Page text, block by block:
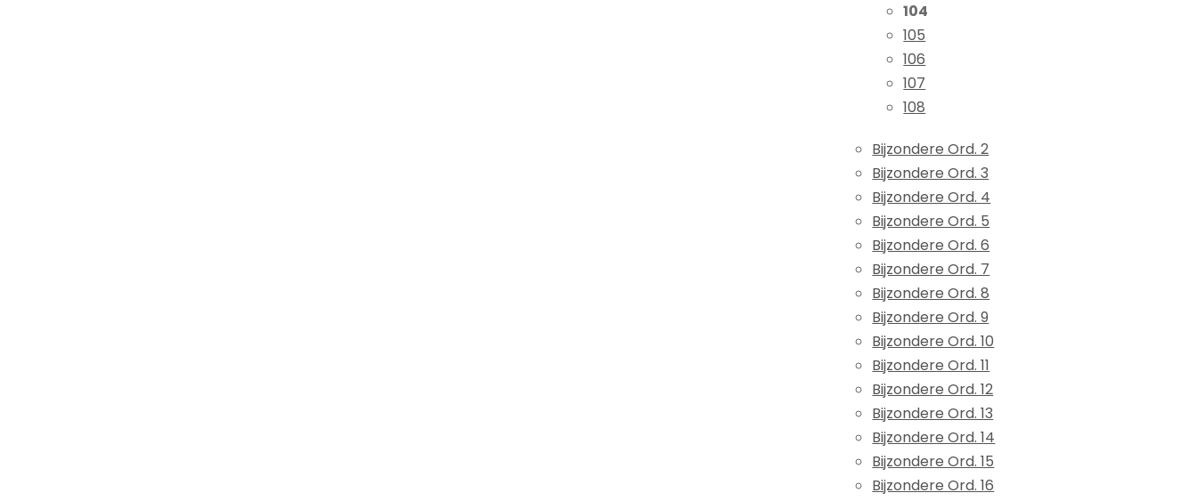
104
105
106
107
108
Bijzondere Ord. 2
Bijzondere Ord. 3
Bijzondere Ord. 4
Bijzondere Ord. 5
Bijzondere Ord. 6
Bijzondere Ord. 7
Bijzondere Ord. 8
Bijzondere Ord. 9
Bijzondere Ord. 10
Bijzondere Ord. 11
Bijzondere Ord. 12
Bijzondere Ord. 13
Bijzondere Ord. 14
Bijzondere Ord. 15
Bijzondere Ord. 16